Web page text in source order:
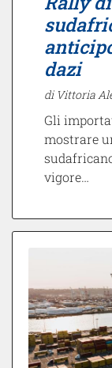
dazi
di Vittoria
Gli
mostrare
vigore…